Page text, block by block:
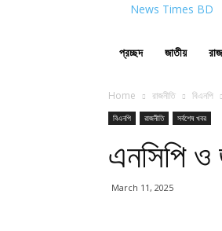
News Times BD
প্রচ্ছদ জাতীয়
Home রাজনীতি বিএনপি
বিএনপি রাজনীতি সর্বশেষ খবর
এনসিপি ও
March 11, 2025